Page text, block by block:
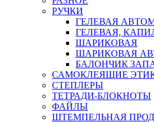
РУЧКИ
ГЕЛЕВАЯ
ГЕЛЕВАЯ,
ШАРИКОВАЯ
ШАРИКОВАЯ
БАЛОНЧИК
САМОКЛЕЯЩИЕ
СТЕПЛЕРЫ
ТЕТРАДИ-БЛОКНОТЫ
ФАЙЛЫ
ШТЕМПЕЛЬНАЯ